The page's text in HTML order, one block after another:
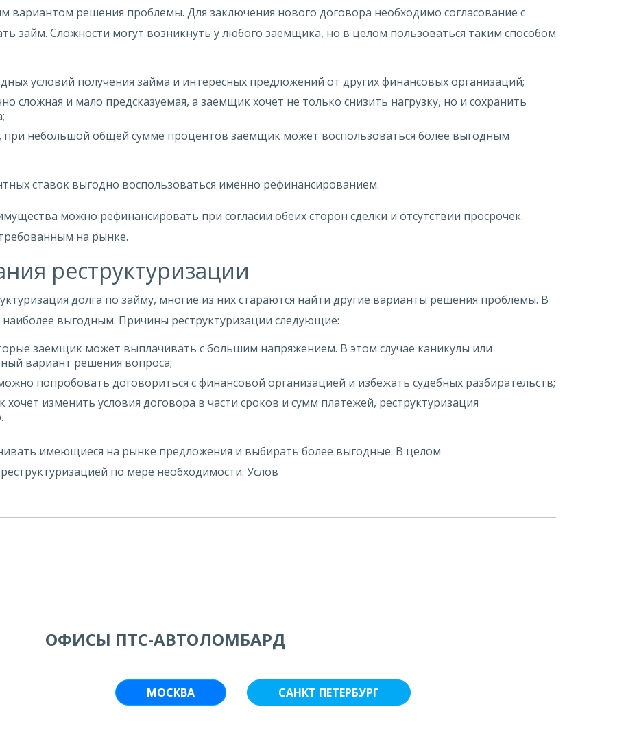
вариантом решения проблемы. Для заключения нового договора необходимо согласование с
займ. Сложности могут возникнуть у любого заемщика, но в целом пользоваться таким способом
условий получения займа и интересных предложений от других финансовых организаций;
сложная и мало предсказуемая, а заемщик хочет не только снизить нагрузку, но и сохранить
при небольшой общей сумме процентов заемщик может воспользоваться более выгодным
ставок выгодно воспользоваться именно рефинансированием.
можно рефинансировать при согласии обеих сторон сделки и отсутствии просрочек.
на рынке.
реструктуризации
долга по займу, многие из них стараются найти другие варианты решения проблемы. В
наиболее выгодным. Причины реструктуризации следующие:
заемщик может выплачивать с большим напряжением. В этом случае каникулы или
вариант решения вопроса;
попробовать договориться с финансовой организацией и избежать судебных разбирательств;
изменить условия договора в части сроков и сумм платежей, реструктуризация
имеющиеся на рынке предложения и выбирать более выгодные. В целом
по мере необходимости. Услов
ОФИСЫ ПТС-АВТОЛОМБАРД
МОСКВА САНКТ ПЕТЕРБУРГ